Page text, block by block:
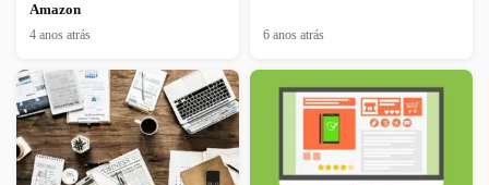
Amazon
4 anos atrás 6 anos atrás